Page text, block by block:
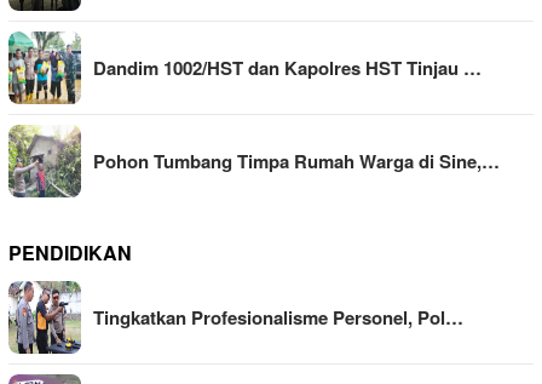
Dandim 1002/HST dan Kapolres HST Tinjau …
Pohon Tumbang Timpa Rumah Warga di Sine,…
PENDIDIKAN
Tingkatkan Profesionalisme Personel, Pol…